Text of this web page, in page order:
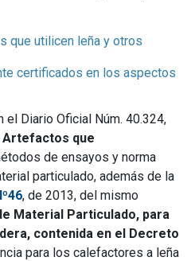
que utilicen leña y otros
certificados en los aspectos
el Diario Oficial Núm. 40.324,
Artefactos que
de ensayos y norma
particulado, además de la
, de 2013, del mismo
Material Particulado, para
contenida en el Decreto
para los calefactores a leña